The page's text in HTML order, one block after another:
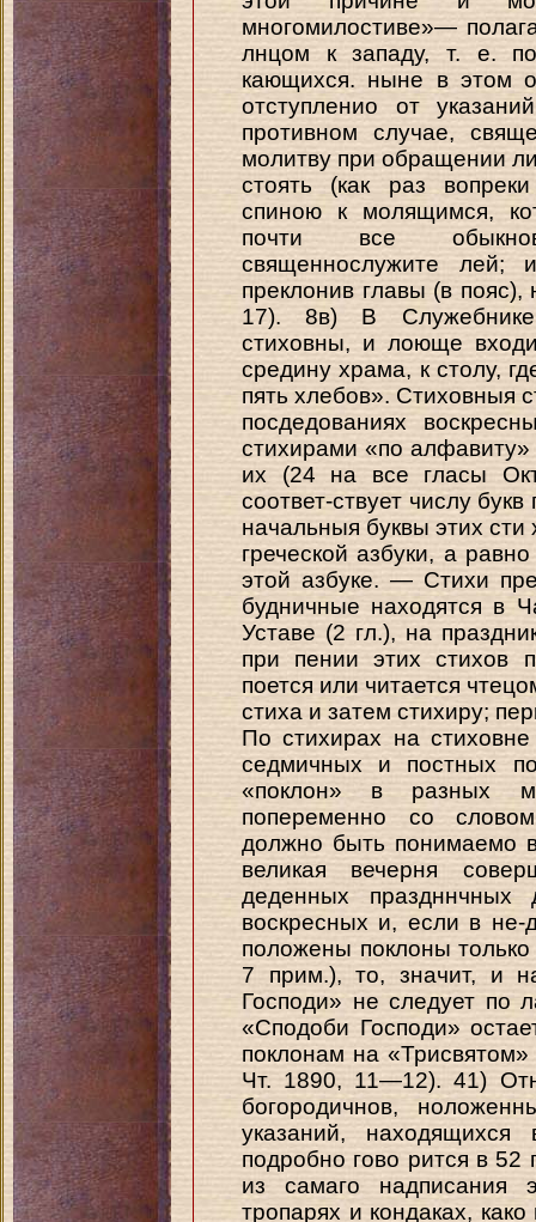
многомилостиве»—
лнцом к западу, т. е.
кающихся. ныне в этом
отступленио от
противном случае,
молитву при обращении
стоять (как раз
спиною к молящимся,
почти все
священнослужите лей;
преклонив главы (в
17). 8в) В Служебнике
стиховны, и лоюще
средину храма, к столу,
пять хлебов». Стиховныя
посдедованиях
стихирами «по алфавиту»
их (24 на все гласы
соответ-ствует числу
начальныя буквы этих сти
греческой азбуки, а
этой азбуке. — Стихи
будничные находятся в
Уставе (2 гл.), на
при пении этих стихов
поется или читается
стиха и затем стихиру;
По стихирах на
седмичных и постных
«поклон» в разных
попеременно со
должно быть понимаемо
великая вечерня
деденных
воскресных и, если в
положены поклоны
7 прим.), то, значит, и
Господи» не следует по
«Сподоби Господи»
поклонам на
Чт. 1890, 11—12). 41)
богородичнов,
указаний,
подробно гово рится в 52
из самаго надписания
тропарях и кондаках,